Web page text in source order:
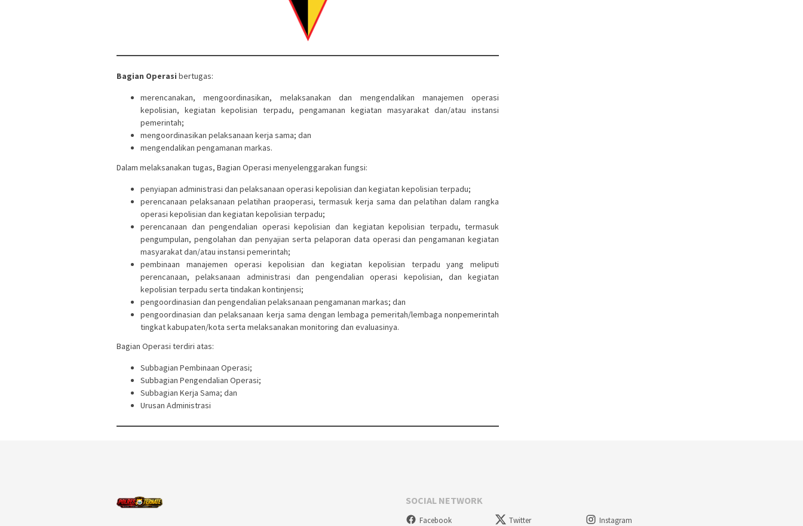
Bagian Operasi bertugas:
merencanakan, mengoordinasikan, melaksanakan dan mengendalikan manajemen operasi
kepolisian, kegiatan kepolisian terpadu, pengamanan kegiatan masyarakat dan/atau instansi
pemerintah;
mengoordinasikan pelaksanaan kerja sama; dan
mengendalikan pengamanan markas.
Dalam melaksanakan tugas, Bagian Operasi menyelenggarakan fungsi:
penyiapan administrasi dan pelaksanaan operasi kepolisian dan kegiatan kepolisian terpadu;
perencanaan pelaksanaan pelatihan praoperasi, termasuk kerja sama dan pelatihan dalam rangka
operasi kepolisian dan kegiatan kepolisian terpadu;
perencanaan dan pengendalian operasi kepolisian dan kegiatan kepolisian terpadu, termasuk
pengumpulan, pengolahan dan penyajian serta pelaporan data operasi dan pengamanan kegiatan
masyarakat dan/atau instansi pemerintah;
pembinaan manajemen operasi kepolisian dan kegiatan kepolisian terpadu yang meliputi
perencanaan, pelaksanaan administrasi dan pengendalian operasi kepolisian, dan kegiatan
kepolisian terpadu serta tindakan kontinjensi;
pengoordinasian dan pengendalian pelaksanaan pengamanan markas; dan
pengoordinasian dan pelaksanaan kerja sama dengan lembaga pemeritah/lembaga nonpemerintah
tingkat kabupaten/kota serta melaksanakan monitoring dan evaluasinya.
Bagian Operasi terdiri atas:
Subbagian Pembinaan Operasi;
Subbagian Pengendalian Operasi;
Subbagian Kerja Sama; dan
Urusan Administrasi
SOCIAL NETWORK
Facebook Twitter Instagram